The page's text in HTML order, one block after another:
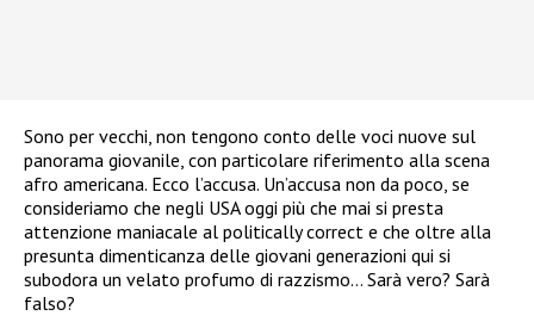
Sono per vecchi, non tengono conto delle voci nuove sul
panorama giovanile, con particolare riferimento alla scena
afro americana. Ecco l’accusa. Un’accusa non da poco, se
consideriamo che negli USA oggi più che mai si presta
attenzione maniacale al politically correct e che oltre alla
presunta dimenticanza delle giovani generazioni qui si
subodora un velato profumo di razzismo… Sarà vero? Sarà
falso?